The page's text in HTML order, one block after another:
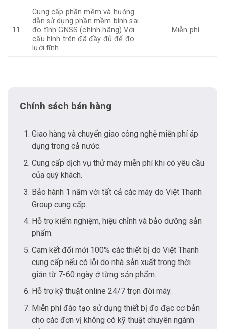
11
Cung cấp phần mềm và hướng
dẫn sử dụng phần mềm bình sai
đo tĩnh GNSS (chính hãng) Với
cấu hình trên đã đầy đủ để đo
lưới tĩnh
Miễn phí
Chính sách bán hàng
Giao hàng và chuyển giao công nghệ miễn phí áp
dụng trong cả nước.
Cung cấp dịch vụ thử máy miễn phí khi có yêu cầu
của quý khách.
Bảo hành 1 năm với tất cả các máy do Việt Thanh
Group cung cấp.
Hỗ trợ kiểm nghiệm, hiệu chỉnh và bảo dưỡng sản
phẩm.
Cam kết đổi mới 100% các thiết bị do Việt Thanh
cung cấp nếu có lỗi do nhà sản xuất trong thời
giản từ 7-60 ngày ở từng sản phẩm.
Hỗ trợ kỹ thuật online 24/7 trọn đời máy.
Miễn phí đào tạo sử dụng thiết bị đo đạc cơ bản
cho các đơn vị không có kỹ thuật chuyên ngành